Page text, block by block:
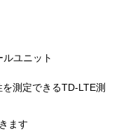
ユニット
測定できるTD-LTE測
ます